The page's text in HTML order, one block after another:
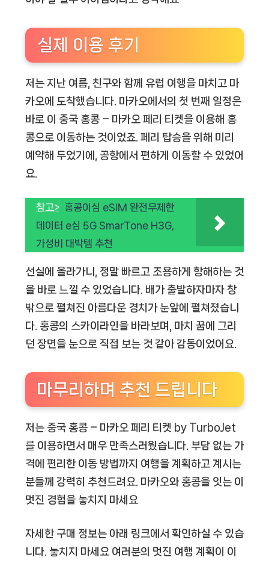
실제 이용 후기
저는 지난 여름, 친구와 함께 유럽 여행을 마치고 마
카오에 도착했습니다. 마카오에서의 첫 번째 일정은
바로 이 중국 홍콩 – 마카오 페리 티켓을 이용해 홍
콩으로 이동하는 것이었죠. 페리 탑승을 위해 미리
예약해 두었기에, 공항에서 편하게 이동할 수 있었어
요.
참고> 홍콩이심 eSIM 완전무제한
데이터 e심 5G SmarTone H3G,
가성비 대박템 추천
선실에 올라가니, 정말 빠르고 조용하게 항해하는 것
을 바로 느낄 수 있었습니다. 배가 출발하자마자 창
밖으로 펼쳐진 아름다운 경치가 눈앞에 펼쳐졌습니
다. 홍콩의 스카이라인을 바라보며, 마치 꿈에 그리
던 장면을 눈으로 직접 보는 것 같아 감동이었어요.
마무리하며 추천 드립니다
저는 중국 홍콩 – 마카오 페리 티켓 by TurboJet
를 이용하면서 매우 만족스러웠습니다. 부담 없는 가
격에 편리한 이동 방법까지 여행을 계획하고 계시는
분들께 강력히 추천드려요. 마카오와 홍콩을 잇는 이
멋진 경험을 놓치지 마세요
자세한 구매 정보는 아래 링크에서 확인하실 수 있습
니다. 놓치지 마세요 여러분의 멋진 여행 계획이 이